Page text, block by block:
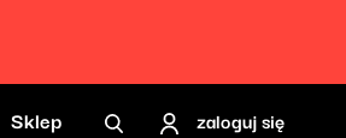
Sklep zaloguj się